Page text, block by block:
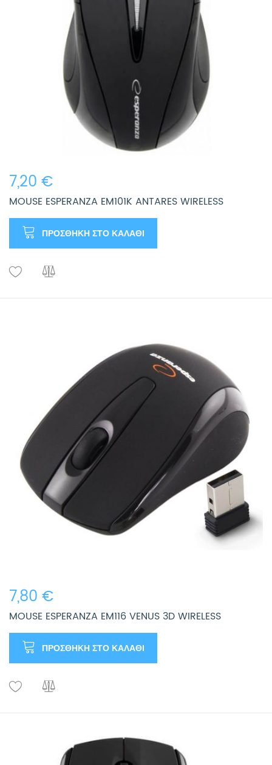
7,20 €
MOUSE ESPERANZA EM101K ANTARES WIRELESS
ΠΡΟΣΘΉΚΗ ΣΤΟ ΚΑΛΆΘΙ
7,80 €
MOUSE ESPERANZA EM116 VENUS 3D WIRELESS
ΠΡΟΣΘΉΚΗ ΣΤΟ ΚΑΛΆΘΙ